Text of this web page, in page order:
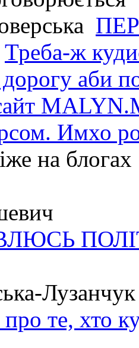
Треба-ж
аби
Имхо
на блогах
Лузанчук
про те, хто